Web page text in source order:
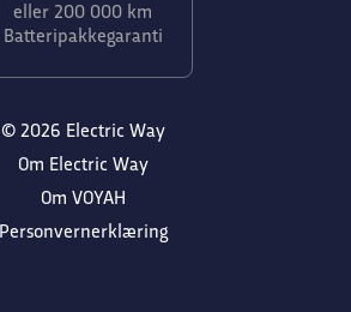
eller 200 000 km
Batteripakkegaranti
© 2026 Electric Way
Om Electric Way
Om VOYAH
Personvernerklæring